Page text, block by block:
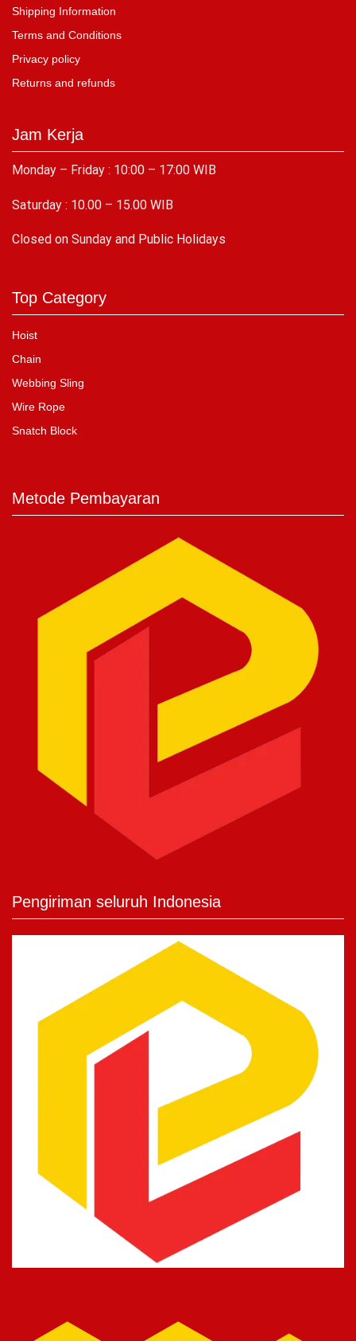
Shipping Information
Terms and Conditions
Privacy policy
Returns and refunds
Jam Kerja
Monday – Friday : 10:00 – 17:00 WIB
Saturday : 10.00 – 15.00 WIB
Closed on Sunday and Public Holidays
Top Category
Hoist
Chain
Webbing Sling
Wire Rope
Snatch Block
Metode Pembayaran
Pengiriman seluruh Indonesia